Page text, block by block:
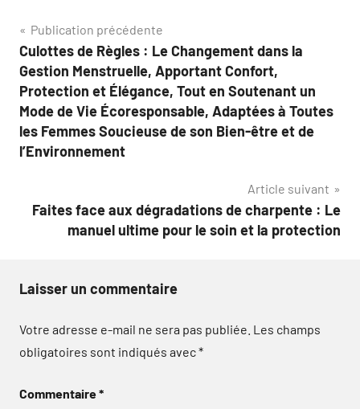
Navigation
de
l’article
Publication précédente
Culottes de Règles : Le Changement dans la
Gestion Menstruelle, Apportant Confort,
Protection et Élégance, Tout en Soutenant un
Mode de Vie Écoresponsable, Adaptées à Toutes
les Femmes Soucieuse de son Bien-être et de
l’Environnement
Article suivant
Faites face aux dégradations de charpente : Le
manuel ultime pour le soin et la protection
Laisser un commentaire
Votre adresse e-mail ne sera pas publiée. Les champs
obligatoires sont indiqués avec*
Commentaire*